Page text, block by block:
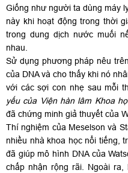
Giống như người ta dùng máy
này khi hoạt động trong thời
trong dung dịch nước muối
nhau.
Sử dụng phương pháp nêu
của DNA và cho thấy khi nó
với các sợi con nhẹ sau mỗi
yếu của Viện hàn lâm Khoa
đã chứng minh giả thuyết của
Thí nghiệm của Meselson và
nhiều nhà khoa học nổi tiếng,
đã giúp mô hình DNA của
chấp nhận rộng rãi. Ngoài